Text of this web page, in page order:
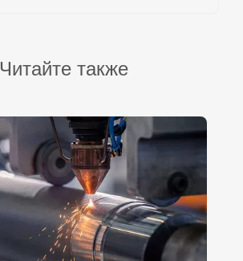
Читайте также